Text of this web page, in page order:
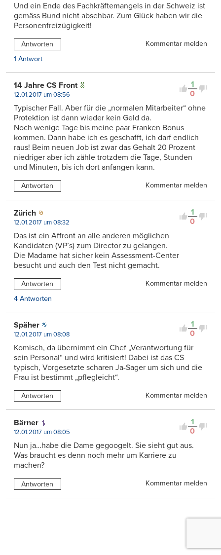
Und ein Ende des Fachkräftemangels in der Schweiz ist
gemäss Bund nicht absehbar. Zum Glück haben wir die
Personenfreizügigkeit!
Antworten
Kommentar melden
1 Antwort
1
0
14 Jahre CS Front
12.01.2017 um 08:56
Typischer Fall. Aber für die „normalen Mitarbeiter“ ohne
Protektion ist dann wieder kein Geld da.
Noch wenige Tage bis meine paar Franken Bonus
kommen. Dann habe ich es geschafft, ich darf endlich
raus! Beim neuen Job ist zwar das Gehalt 20 Prozent
niedriger aber ich zähle trotzdem die Tage, Stunden
und Minuten, bis ich dort anfangen kann.
Antworten Kommentar melden
1
0
Zürich
12.01.2017 um 08:32
Das ist ein Affront an alle anderen möglichen
Kandidaten (VP’s) zum Director zu gelangen.
Die Madame hat sicher kein Assessment-Center
besucht und auch den Test nicht gemacht.
Antworten
Kommentar melden
4 Antworten
1
0
Späher
12.01.2017 um 08:08
Komisch, da übernimmt ein Chef „Verantwortung für
sein Personal“ und wird kritisiert! Dabei ist das CS
typisch, Vorgesetzte scharen Ja-Sager um sich und die
Frau ist bestimmt „pflegleicht“.
Antworten Kommentar melden
1
0
Bärner
12.01.2017 um 08:05
Nun ja…habe die Dame gegoogelt. Sie sieht gut aus.
Was braucht es denn noch mehr um Karriere zu
machen?
Antworten Kommentar melden